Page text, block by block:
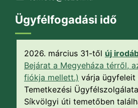
Ügyfélfogadási idő
2026. március 31-től új
Bejárat a Megyeháza térről,
fiókja mellett.) várja ügyfeleit
Temetkezési
Síkvölgyi úti temetőben